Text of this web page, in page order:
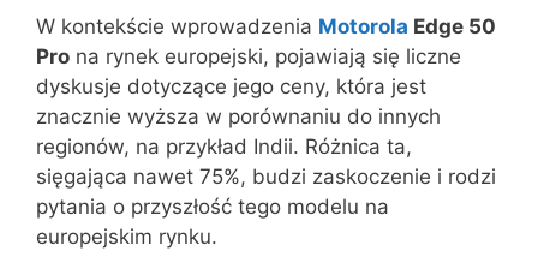
W kontekście wprowadzenia Motorola Edge 50
Pro na rynek europejski, pojawiają się liczne
dyskusje dotyczące jego ceny, która jest
znacznie wyższa w porównaniu do innych
regionów, na przykład Indii. Różnica ta,
sięgająca nawet 75%, budzi zaskoczenie i rodzi
pytania o przyszłość tego modelu na
europejskim rynku.